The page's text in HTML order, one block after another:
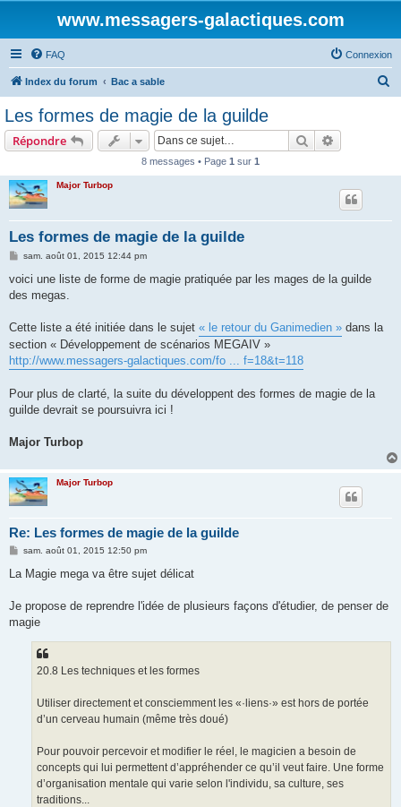
www.messagers-galactiques.com
FAQ Connexion
Index du forum Bac a sable
Les formes de magie de la guilde
Répondre Rechercher
8 messages • Page 1 sur 1
Major Turbop
Les formes de magie de la guilde
M
s
a
sam. août 01, 2015 12:44 pm
voici une liste de forme de magie pratiquée par les mages de la guilde
des megas.
Cette liste a été initiée dans le sujet « le retour du Ganimedien » dans la
section « Développement de scénarios MEGAIV »
http://www.messagers-galactiques.com/fo ... f=18&t=118
Pour plus de clarté, la suite du développent des formes de magie de la
guilde devrait se poursuivra ici !
Major Turbop
Major Turbop
Re: Les formes de magie de la guilde
M
s
g
sam. août 01, 2015 12:50 pm
La Magie mega va être sujet délicat
Je propose de reprendre l'idée de plusieurs façons d'étudier, de penser de
magie
20.8 Les techniques et les formes
Utiliser directement et consciemment les «·liens·» est hors de portée
d’un cerveau humain (même très doué)
Pour pouvoir percevoir et modifier le réel, le magicien a besoin de
concepts qui lui permettent d’appréhender ce qu’il veut faire. Une forme
d’organisation mentale qui varie selon l'individu, sa culture, ses
traditions...